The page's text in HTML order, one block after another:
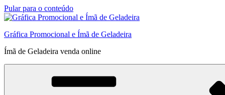
Pular para o conteúdo
Gráfica Promocional e Ímã de Geladeira
Ímã de Geladeira venda online